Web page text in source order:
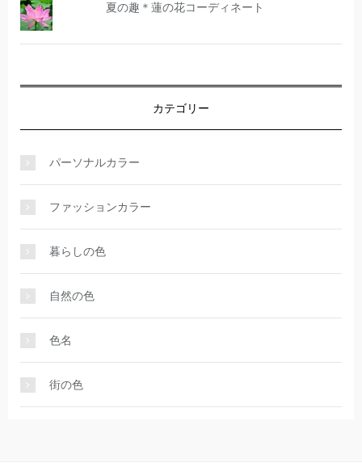
夏の趣＊蓮の花コーディネート
カテゴリー
パーソナルカラー
ファッションカラー
暮らしの色
自然の色
色名
街の色